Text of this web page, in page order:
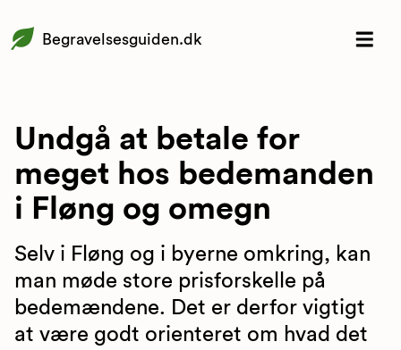
Begravelsesguiden.dk
Undgå at betale for
meget hos bedemanden
i Fløng og omegn
Selv i Fløng og i byerne omkring, kan
man møde store prisforskelle på
bedemændene. Det er derfor vigtigt
at være godt orienteret om hvad det